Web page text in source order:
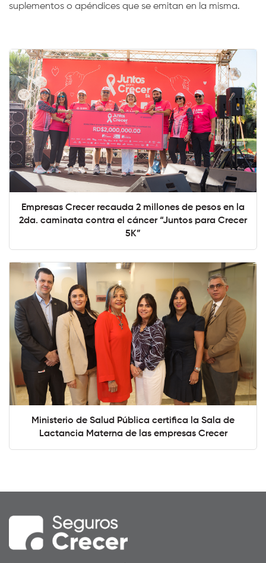
suplementos o apéndices que se emitan en la misma.
Empresas Crecer recauda 2 millones de pesos en la
2da. caminata contra el cáncer “Juntos para Crecer
5K”
Ministerio de Salud Pública certifica la Sala de
Lactancia Materna de las empresas Crecer